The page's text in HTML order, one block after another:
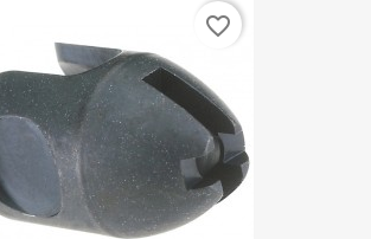
favorite_border